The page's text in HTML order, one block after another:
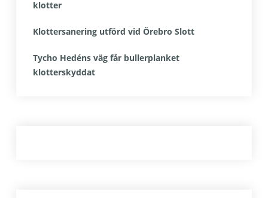
klotter
Klottersanering utförd vid Örebro Slott
Tycho Hedéns väg får bullerplanket
klotterskyddat